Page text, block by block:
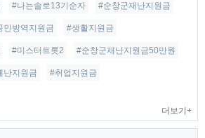
#나는솔로13기순자 #순창군재난지원금
인방역지원금 #생활지원금
#미스터트롯2 #순창군재난지원금50만원
난지원금 #취업지원금
더보기+